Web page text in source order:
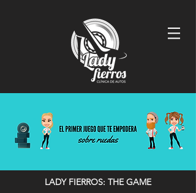
LADY FIERROS: THE GAME